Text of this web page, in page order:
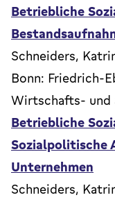
Betriebliche
Schneiders,
Bonn: Friedrich-
Wirtschafts- und
Betriebliche
Sozialpolitische
Unternehmen
Schneiders,